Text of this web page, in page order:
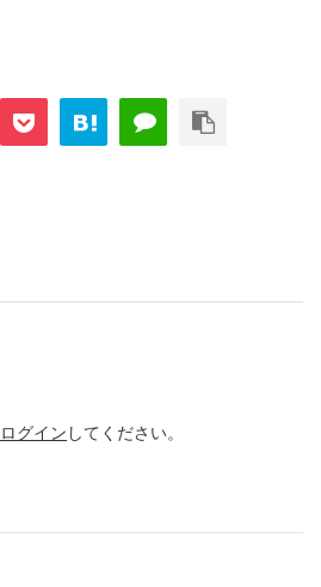
ログイン してください。